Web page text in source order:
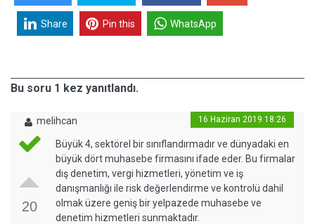
Share Pin this WhatsApp
Bu soru 1 kez yanıtlandı.
melihcan 16 Haziran 2019 18:26
20
Büyük 4, sektörel bir sınıflandırmadır ve dünyadaki en
büyük dört muhasebe firmasını ifade eder. Bu firmalar
dış denetim, vergi hizmetleri, yönetim ve iş
danışmanlığı ile risk değerlendirme ve kontrolü dahil
olmak üzere geniş bir yelpazede muhasebe ve
denetim hizmetleri sunmaktadır.